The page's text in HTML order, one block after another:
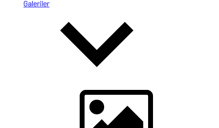
Galeriler